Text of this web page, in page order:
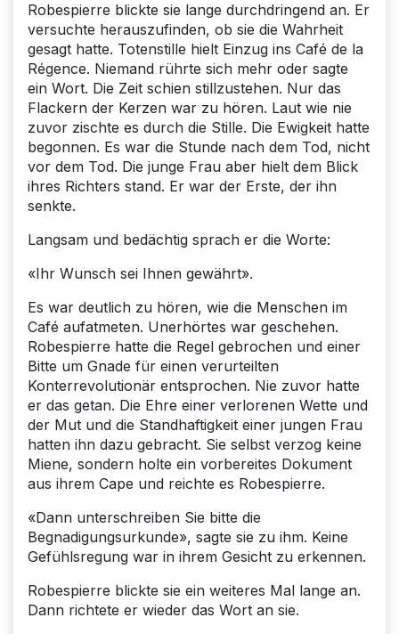
Robespierre blickte sie lange durchdringend an. Er
versuchte herauszufinden, ob sie die Wahrheit
gesagt hatte. Totenstille hielt Einzug ins Café de la
Régence. Niemand rührte sich mehr oder sagte
ein Wort. Die Zeit schien stillzustehen. Nur das
Flackern der Kerzen war zu hören. Laut wie nie
zuvor zischte es durch die Stille. Die Ewigkeit hatte
begonnen. Es war die Stunde nach dem Tod, nicht
vor dem Tod. Die junge Frau aber hielt dem Blick
ihres Richters stand. Er war der Erste, der ihn
senkte.
Langsam und bedächtig sprach er die Worte:
«Ihr Wunsch sei Ihnen gewährt».
Es war deutlich zu hören, wie die Menschen im
Café aufatmeten. Unerhörtes war geschehen.
Robespierre hatte die Regel gebrochen und einer
Bitte um Gnade für einen verurteilten
Konterrevolutionär entsprochen. Nie zuvor hatte
er das getan. Die Ehre einer verlorenen Wette und
der Mut und die Standhaftigkeit einer jungen Frau
hatten ihn dazu gebracht. Sie selbst verzog keine
Miene, sondern holte ein vorbereites Dokument
aus ihrem Cape und reichte es Robespierre.
«Dann unterschreiben Sie bitte die
Begnadigungsurkunde», sagte sie zu ihm. Keine
Gefühlsregung war in ihrem Gesicht zu erkennen.
Robespierre blickte sie ein weiteres Mal lange an.
Dann richtete er wieder das Wort an sie.